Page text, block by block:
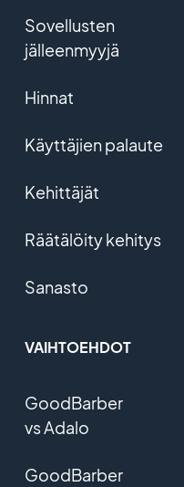
Sovellusten
jälleenmyyjä
Hinnat
Käyttäjien palaute
Kehittäjät
Räätälöity kehitys
Sanasto
VAIHTOEHDOT
GoodBarber
vs Adalo
GoodBarber